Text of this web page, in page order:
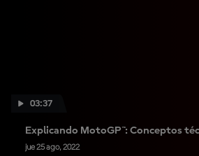
03:37
Explicando MotoGP™: Conceptos
jue 25 ago, 2022